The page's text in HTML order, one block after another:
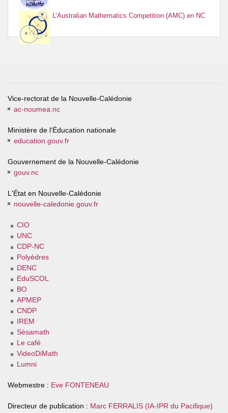
L’Australian Mathematics Competition (AMC) en NC
Vice-rectorat de la Nouvelle-Calédonie
ac-noumea.nc
Ministère de l'Éducation nationale
education.gouv.fr
Gouvernement de la Nouvelle-Calédonie
gouv.nc
L'État en Nouvelle-Calédonie
nouvelle-caledonie.gouv.fr
CIO
UNC
CDP-NC
Polyèdres
DENC
EduSCOL
BO
APMEP
CNDP
IREM
Sésamath
Le café
VideoDiMath
Lumni
Webmestre : Eve FONTENEAU
Directeur de publication : Marc FERRALIS (IA-IPR du Pacifique)